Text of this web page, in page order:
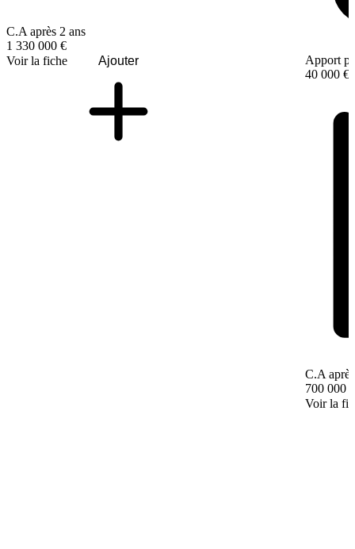
C.A après 2 ans
1 330 000 €
Voir la fiche
Ajouter
Apport
40 000 €
C.A
700 000 €
Voir la